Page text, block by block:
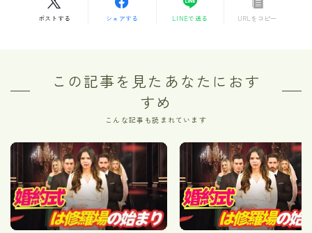
ポストする シェアする LINEで送る URLをコピー
この記事を見たあなたにおす
すめ
こんな記事も読まれています